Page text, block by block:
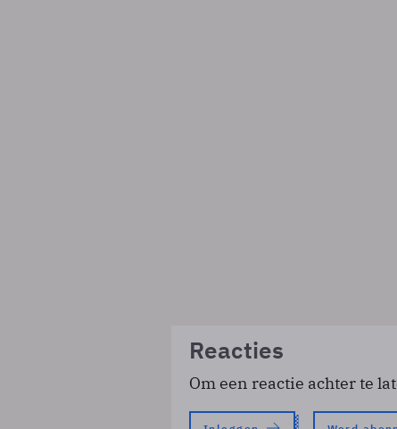
Reacties
Om een reactie achter te